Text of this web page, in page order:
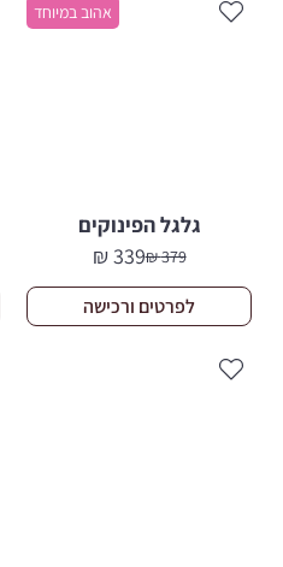
אהוב במיוחד
גלגל הפינוקים
379
₪המחיר
המקורי
היה:
339
₪
המחיר
הנוכחי
הוא:
לפרטים ורכישה